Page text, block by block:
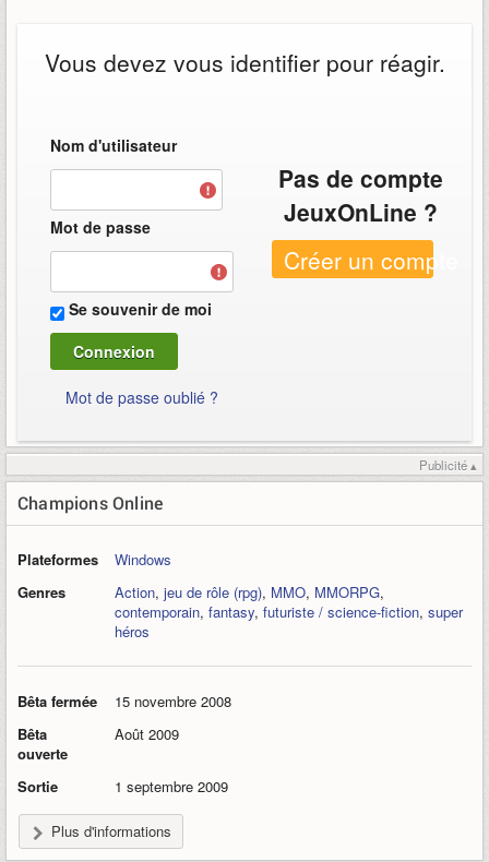
Vous devez vous identifier pour réagir.
Nom d'utilisateur
Mot de passe
Se souvenir de moi
Mot de passe oublié ?
Pas de compte
JeuxOnLine ?
Créer un compte
Publicité ▴
Champions Online
Plateformes
Windows
Genres
Action, jeu de rôle (rpg), MMO, MMORPG,
contemporain, fantasy, futuriste / science-fiction, super
héros
Bêta fermée
15 novembre 2008
Bêta
ouverte
Août 2009
Sortie 1 septembre 2009
Plus d'informations